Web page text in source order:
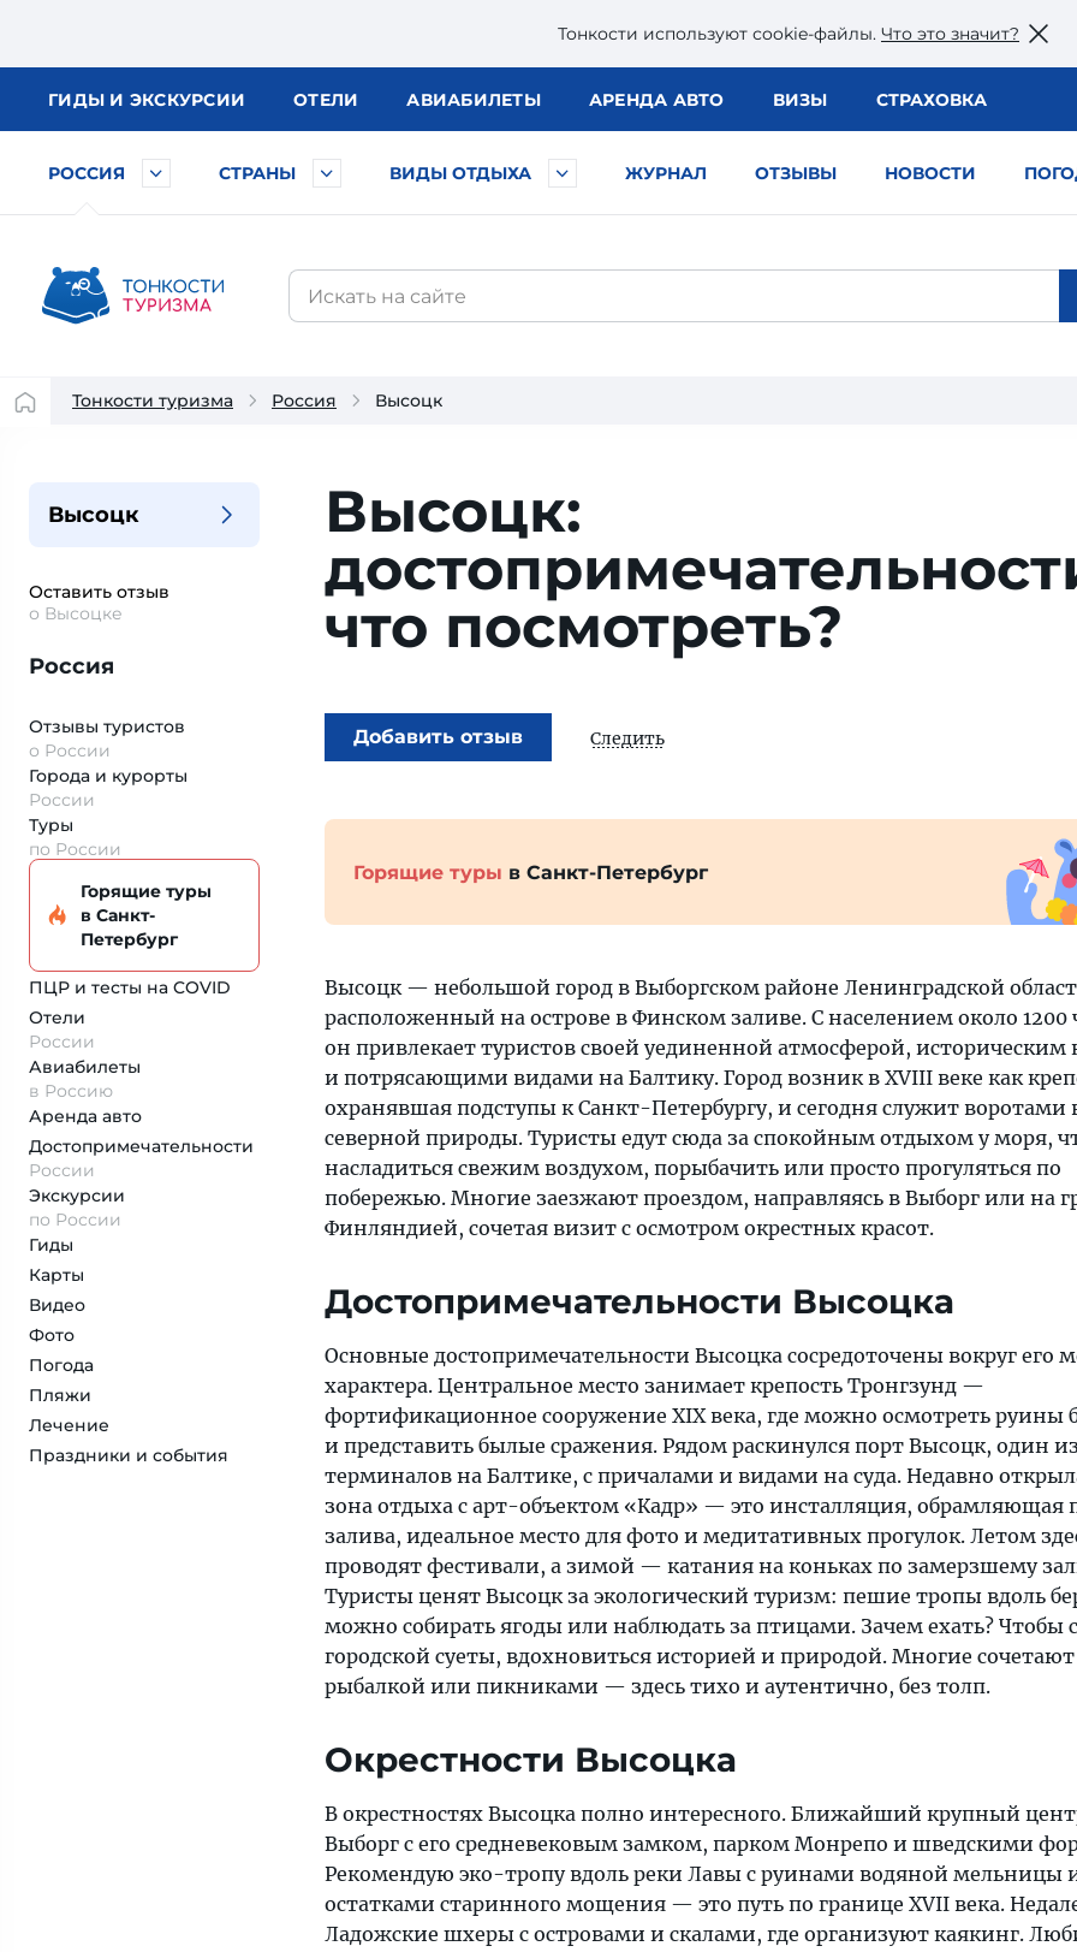
Тонкости используют сookie-файлы. Что это значит?
ГИДЫ И ЭКСКУРСИИ ОТЕЛИ АВИАБИЛЕТЫ АРЕНДА АВТО ВИЗЫ СТРАХОВКА
РОССИЯ СТРАНЫ ВИДЫ ОТДЫХА ЖУРНАЛ ОТЗЫВЫ НОВОСТИ
Тонкости туризма Россия Высоцк
Высоцк
Оставить отзыв
о Высоцке
Россия
Отзывы туристов
о России
Города и курорты
России
Туры
по России
Горящие туры
в Санкт-
Петербург
ПЦР и тесты на COVID
Отели
России
Авиабилеты
в Россию
Аренда авто
Достопримеча­тельности
России
Экскурсии
по России
Гиды
Карты
Видео
Фото
Погода
Пляжи
Лечение
Праздники и события
Высоцк:
что посмотреть?
Добавить отзыв Следить
Горящие туры в Санкт-Петербург
Высоцк — небольшой город в Выборгском районе Ленинградской
расположенный на острове в Финском заливе. С населением около 1200
он привлекает туристов своей уединенной атмосферой, историческим
и потрясающими видами на Балтику. Город возник в XVIII веке как
охранявшая подступы к Санкт-Петербургу, и сегодня служит воротами
северной природы. Туристы едут сюда за спокойным отдыхом у моря,
насладиться свежим воздухом, порыбачить или просто прогуляться по
побережью. Многие заезжают проездом, направляясь в Выборг или на
Финляндией, сочетая визит с осмотром окрестных красот.
Достопримечательности Высоцка
Основные достопримечательности Высоцка сосредоточены вокруг его
характера. Центральное место занимает крепость Тронгзунд —
фортификационное сооружение XIX века, где можно осмотреть руины
и представить былые сражения. Рядом раскинулся порт Высоцк, один
терминалов на Балтике, с причалами и видами на суда. Недавно
зона отдыха с арт-объектом «Кадр» — это инсталляция, обрамляющая
залива, идеальное место для фото и медитативных прогулок. Летом
проводят фестивали, а зимой — катания на коньках по замерзшему
Туристы ценят Высоцк за экологический туризм: пешие тропы вдоль
можно собирать ягоды или наблюдать за птицами. Зачем ехать? Чтобы
городской суеты, вдохновиться историей и природой. Многие сочетают
рыбалкой или пикниками — здесь тихо и аутентично, без толп.
Окрестности Высоцка
В окрестностях Высоцка полно интересного. Ближайший крупный
Выборг с его средневековым замком, парком Монрепо и шведскими
Рекомендую эко-тропу вдоль реки Лавы с руинами водяной мельницы
остатками старинного мощения — это путь по границе XVII века.
Ладожские шхеры с островами и скалами, где организуют каякинг.